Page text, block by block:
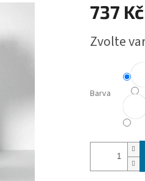
737 Kč
cena:
Zvolte
Barva